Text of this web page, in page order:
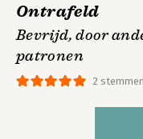
2 stemmen
Ontrafeld
Bevrijd, door
patronen